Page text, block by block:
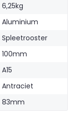
6,25kg
Aluminium
Spleetrooster
100mm
A15
Antraciet
83mm